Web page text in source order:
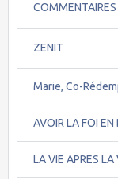
ZENIT
Marie, Co-
AVOIR LA FOI EN
LA VIE APRES LA